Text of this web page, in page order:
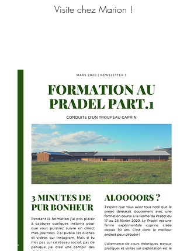
Visite chez Marion !